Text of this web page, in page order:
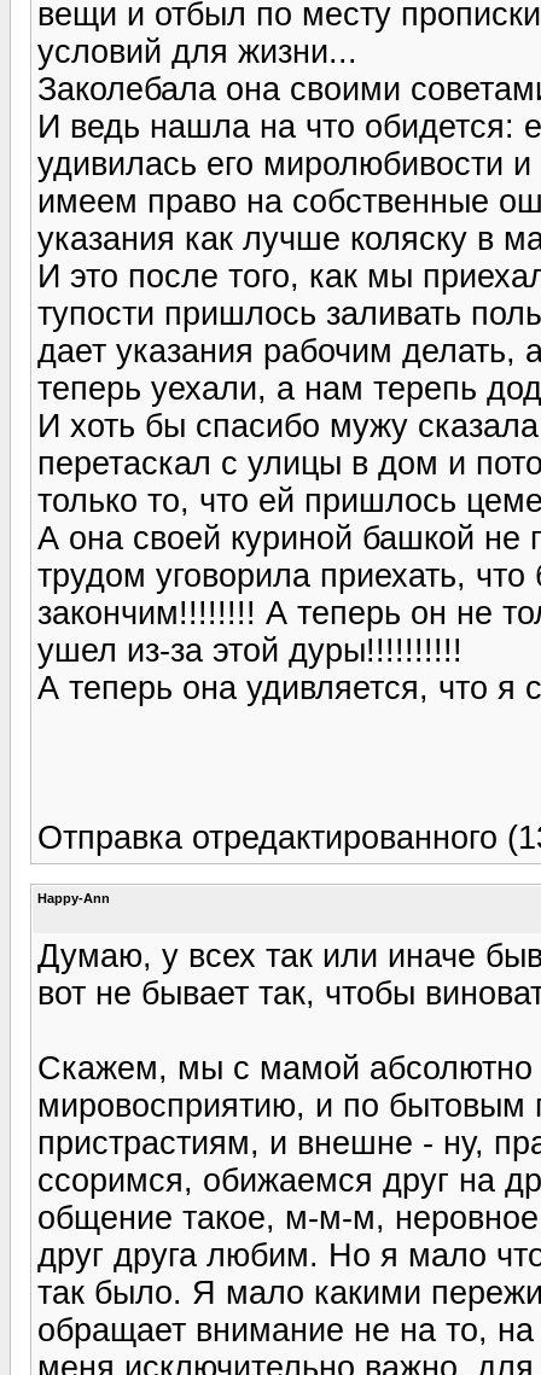
вещи и отбыл по месту
условий для жизни...
Заколебала она своими
И ведь нашла на что обидется:
удивилась его миролюбивости
имеем право на собственные
указания как лучше коляску в
И это после того, как мы
тупости пришлось заливать
дает указания рабочим делать,
теперь уехали, а нам терепь
И хоть бы спасибо мужу
перетаскал с улицы в дом и
только то, что ей пришлось
А она своей куриной башкой не
трудом уговорила приехать,
закончим!!!!!!!! А теперь он не
ушел из-за этой дуры!!!!!!!!!!
А теперь она удивляется, что я
Отправка отредактированного
Happy-Ann
Думаю, у всех так или иначе
вот не бывает так, чтобы
Скажем, мы с мамой абсолютно
мировосприятию, и по
пристрастиям, и внешне - ну,
ссоримся, обижаемся друг на
общение такое, м-м-м,
друг друга любим. Но я мало
так было. Я мало какими
обращает внимание не на то,
меня исключительно важно,